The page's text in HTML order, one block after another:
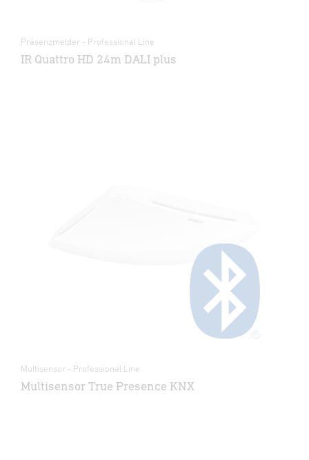
Präsenzmelder - Professional Line
IR Quattro HD 24m DALI plus
Multisensor - Professional Line
Multisensor True Presence KNX